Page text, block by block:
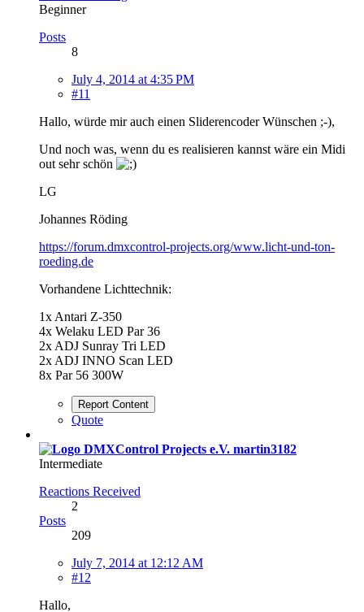
Beginner
Posts
8
July 4, 2014 at 4:35 PM
#11
Hallo, würde mir auch einen Sliderencoder Wünschen ;-),
Und noch was, wenn du es realisieren kannst wäre ein Midi
out sehr schön
LG
Johannes Röding
https://forum.dmxcontrol-projects.org/www.licht-und-ton-
roeding.de
Vorhandene Lichttechnik:
1x Antari Z-350
4x Welaku LED Par 36
2x ADJ Sunray Tri LED
2x ADJ INNO Scan LED
8x Par 56 300W
Report Content
Quote
martin3182
Intermediate
Reactions Received
2
Posts
209
July 7, 2014 at 12:12 AM
#12
Hallo,